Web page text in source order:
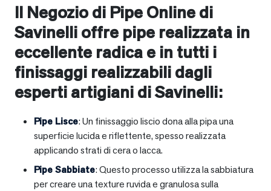
Il Negozio di Pipe Online di
Savinelli offre pipe realizzata in
eccellente radica e in tutti i
finissaggi realizzabili dagli
esperti artigiani di Savinelli:
Pipe Lisce: Un finissaggio liscio dona alla pipa una
superficie lucida e riflettente, spesso realizzata
applicando strati di cera o lacca.
Pipe Sabbiate: Questo processo utilizza la sabbiatura
per creare una texture ruvida e granulosa sulla